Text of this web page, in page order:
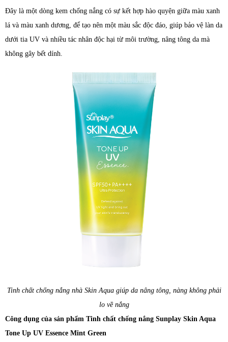
Đây là một dòng kem chống nắng có sự kết hợp hào quyện giữa màu xanh
lá và màu xanh dương, để tạo nên một màu sắc độc đáo, giúp bảo vệ làn da
dưới tia UV và nhiều tác nhân độc hại từ môi trường, nâng tông da mà
không gây bết dính.
Tinh chất chống nắng nhà Skin Aqua giúp da nâng tông, nàng không phải
lo về nắng
Công dụng của sản phẩm Tinh chất chống nắng Sunplay Skin Aqua
Tone Up UV Essence Mint Green